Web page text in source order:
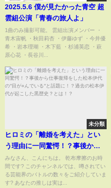
2025.5.6 僕が見たかった青空 超
雲組公演「青春の旅人よ」
1曲のみ撮影可能。 雲組出演メンバー ・
青木宙帆 ・秋田莉杏 ・伊藤ゆず ・今井優
希 ・岩本理瑚 ・木下藍 ・杉浦英恋 ・萩
原心花 ・長谷川...
未分類
ヒロミの「離婚を考えた」とい
う理由に一同驚愕！？事後から
仕事復帰をした松本伊代の”目が
○んでいる”と話題に！？過去の
松本伊代が起こした黒歴史？と
みなさん、こんにちは。 乾布摩擦のお時
間です? このチャンネルでは、噂されてい
る芸能界のバトルの数々をご紹介していま
す? あなたの推しは実は...